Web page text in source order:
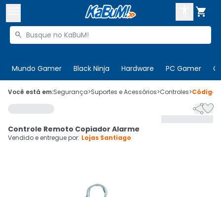

Buscar produtos

Mundo Gamer Black Ninja Hardware PC Gamer
 Olá. Acesse sua conta
 Departamentos
Cupons
CADASTRE-SE
Você está em:Segurança>Suportes e Acessórios>Controles>Código

Controle Remoto Copiador Alarme
Vendido e entregue por: Lojas Santiago